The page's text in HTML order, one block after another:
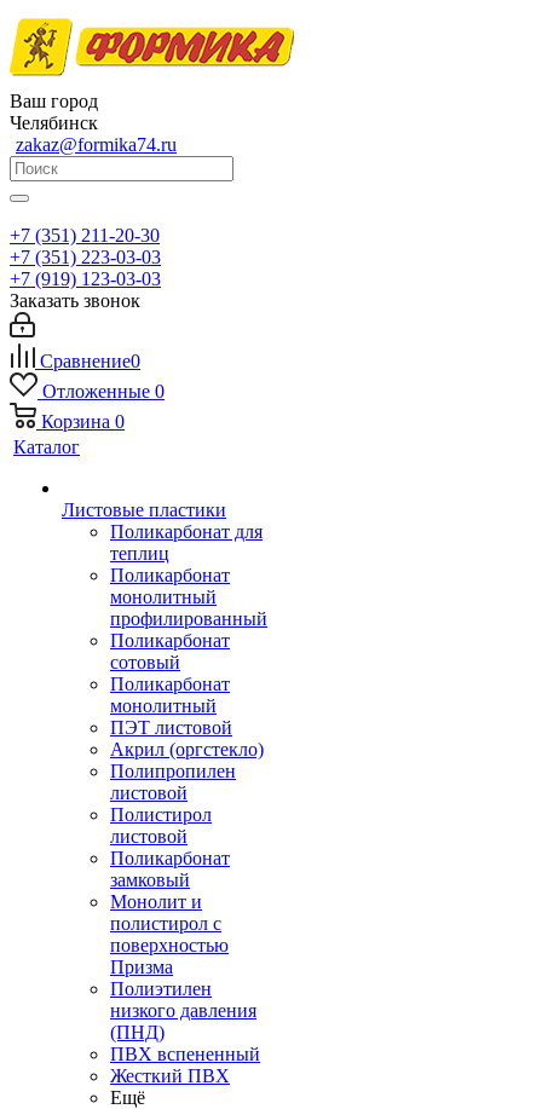
Ваш город
Челябинск
zakaz@formika74.ru
+7 (351) 211-20-30
+7 (351) 223-03-03
+7 (919) 123-03-03
Заказать звонок
Сравнение0
Отложенные 0
Корзина 0
Каталог
Листовые пластики
Поликарбонат для
теплиц
Поликарбонат
монолитный
профилированный
Поликарбонат
сотовый
Поликарбонат
монолитный
ПЭТ листовой
Акрил (оргстекло)
Полипропилен
листовой
Полистирол
листовой
Поликарбонат
замковый
Монолит и
полистирол с
поверхностью
Призма
Полиэтилен
низкого давления
(ПНД)
ПВХ вспененный
Жесткий ПВХ
Ещё